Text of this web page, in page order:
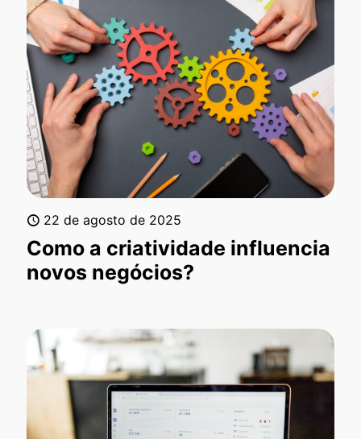
22 de agosto de 2025
Como a criatividade influencia
novos negócios?